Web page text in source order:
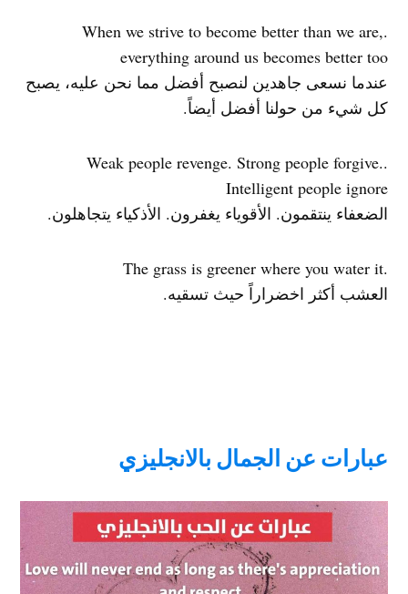
.When we strive to become better than we are,
everything around us becomes better too
عندما نسعى جاهدين لنصبح أفضل مما نحن عليه، يصبح
كل شيء من حولنا أفضل أيضاً.
.Weak people revenge. Strong people forgive.
Intelligent people ignore
الضعفاء ينتقمون. الأقوياء يغفرون. الأذكياء يتجاهلون.
.The grass is greener where you water it
العشب أكثر اخضراراً حيث تسقيه.
عبارات عن الجمال بالانجليزي